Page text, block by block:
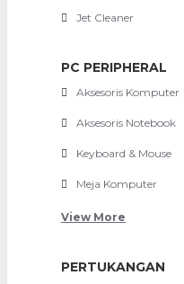
Jet Cleaner
PC PERIPHERAL
Aksesoris Komputer
Aksesoris Notebook
Keyboard & Mouse
Meja Komputer
View More
PERTUKANGAN